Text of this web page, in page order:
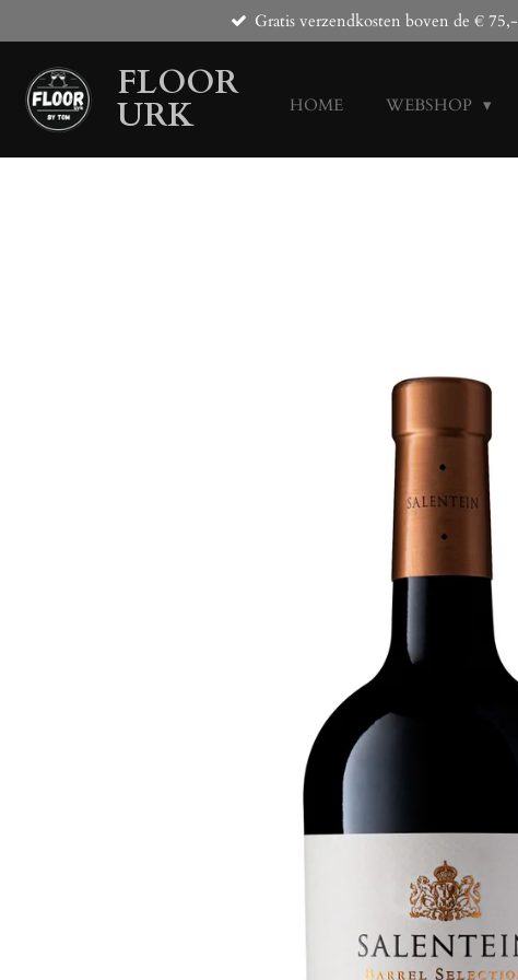
direct
naar
de
hoofdinhoud
Gratis verzendkosten boven de € 75,-
FLOOR
URK HOME WEBSHOP